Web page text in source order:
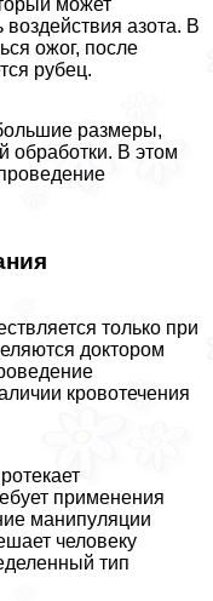
воздействия азота. В
ожог, после
рубец.
размеры,
обработки. В этом
только при
доктором
кровотечения
применения
манипуляции
человеку
тип